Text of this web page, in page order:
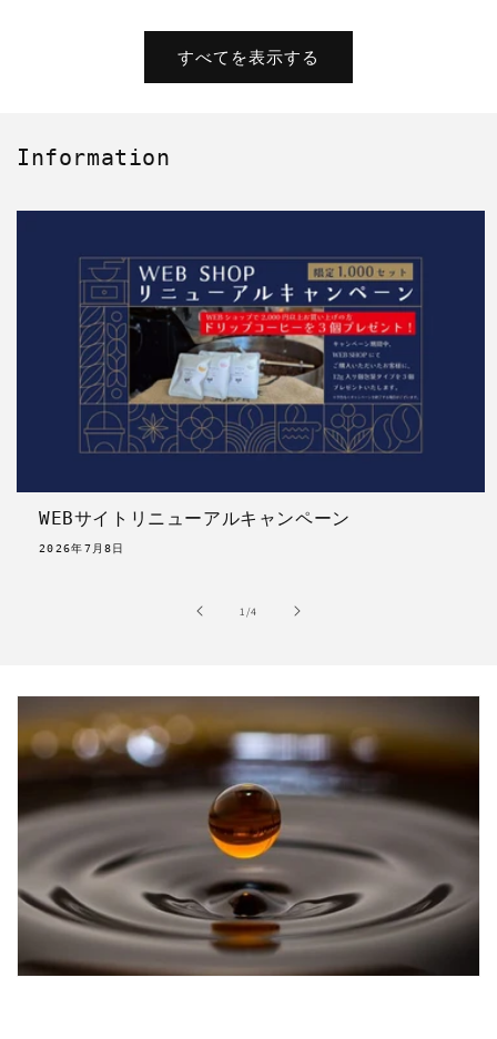
すべてを表示する
Information
WEBサイトリニューアルキャンペーン
2026年7月8日
1/の
4